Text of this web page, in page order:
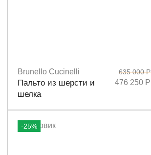
Размеры
Brunello Cucinelli
Пальто из шерсти и
шелка
635 000 Р
476 250 Р
-25%